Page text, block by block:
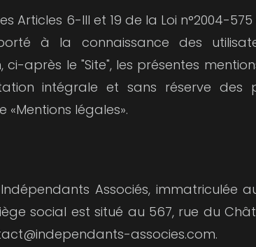
Articles 6-III et 19 de la Loi n°2004-
à la connaissance des
après le "Site", les présentes
intégrale et sans réserve des
«Mentions légales».
Associés, immatriculée
social est situé au 567, rue du
associes.com.